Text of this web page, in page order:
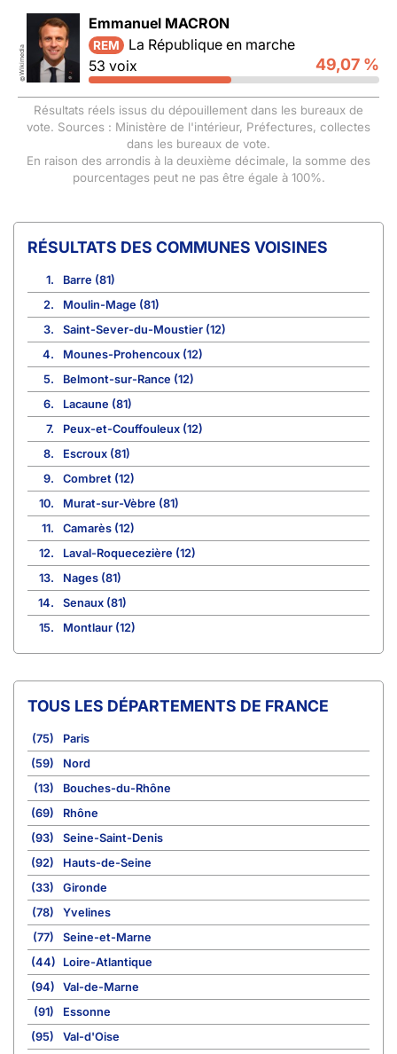
©
Wikimedia
Emmanuel MACRON
REM
La République en marche
53 voix
49,07 %
Résultats réels issus du dépouillement dans les bureaux de
vote. Sources : Ministère de l'intérieur, Préfectures, collectes
dans les bureaux de vote.
En raison des arrondis à la deuxième décimale, la somme des
pourcentages peut ne pas être égale à 100%.
COMMUNES VOISINES
1.
Barre (81)
2.
Moulin-Mage (81)
3.
Saint-Sever-du-Moustier (12)
4.
Mounes-Prohencoux (12)
5.
Belmont-sur-Rance (12)
6.
Lacaune (81)
7.
Peux-et-Couffouleux (12)
8.
Escroux (81)
9.
Combret (12)
10.
Murat-sur-Vèbre (81)
11.
Camarès (12)
12.
Laval-Roquecezière (12)
13.
Nages (81)
14.
Senaux (81)
15.
Montlaur (12)
TOUS LES DÉPARTEMENTS DE FRANCE
(75)
Paris
(59)
Nord
(13)
Bouches-du-Rhône
(69)
Rhône
(93)
Seine-Saint-Denis
(92)
Hauts-de-Seine
(33)
Gironde
(78)
Yvelines
(77)
Seine-et-Marne
(44)
Loire-Atlantique
(94)
Val-de-Marne
(91)
Essonne
(95)
Val-d'Oise